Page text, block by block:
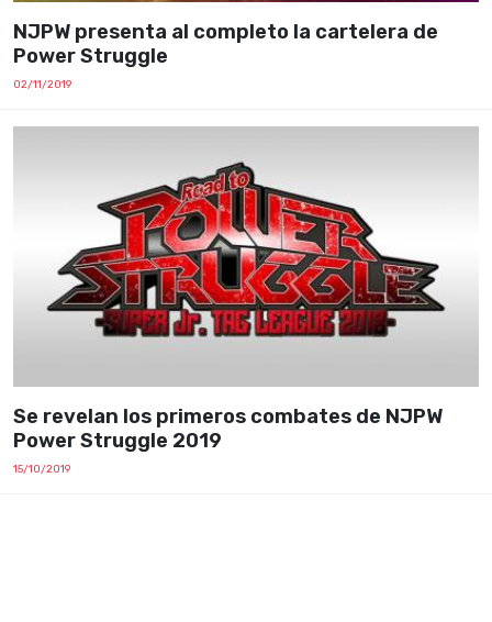
NJPW presenta al completo la cartelera de
Power Struggle
02/11/2019
Se revelan los primeros combates de NJPW
Power Struggle 2019
15/10/2019